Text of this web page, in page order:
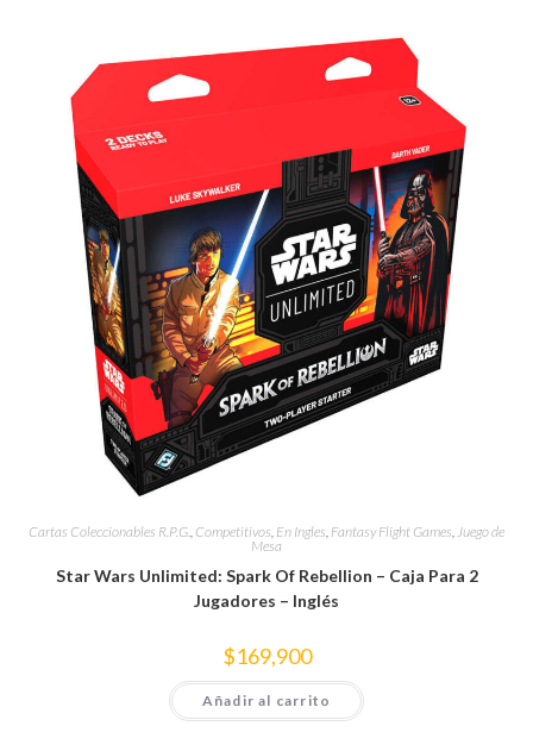
Cartas Coleccionables R.P.G., Competitivos, En Ingles, Fantasy Flight Games,Juego de
Mesa
Star Wars Unlimited: Spark Of Rebellion – Caja Para 2
Jugadores – Inglés
$169,900
Añadir al carrito